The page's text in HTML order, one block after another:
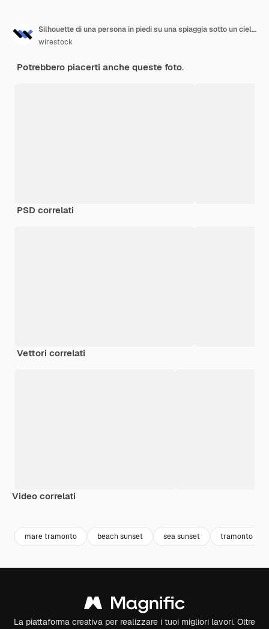
Silhouette di una persona in piedi su una spiaggia sotto un cielo nuvoloso durante un tramonto mozzafiato
wirestock
Potrebbero piacerti anche queste foto.
PSD correlati
Vettori correlati
Video correlati
mare tramonto beach sunset sea sunset tramonto
La piattaforma creativa per realizzare i tuoi migliori lavori. Oltre